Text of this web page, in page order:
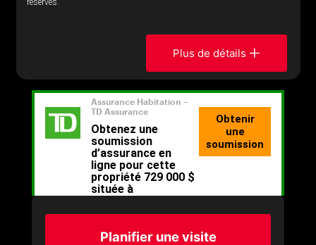
réservés.
Plus de détails
Planifier une visite